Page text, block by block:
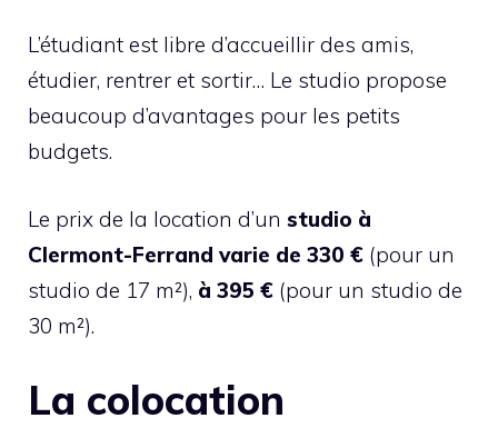
L’étudiant est libre d’accueillir des amis,
étudier, rentrer et sortir… Le studio propose
beaucoup d’avantages pour les petits
budgets.
Le prix de la location d’un studio à
Clermont-Ferrand varie de 330 € (pour un
studio de 17 m²), à 395 € (pour un studio de
30 m²).
La colocation